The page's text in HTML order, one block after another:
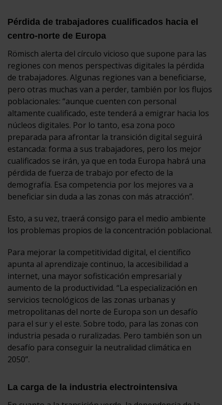
Pérdida de trabajadores cualificados hacia el
centro-norte de Europa
Römisch alerta del círculo vicioso que supone para las
regiones con menos perspectivas digitales la pérdida
de trabajadores. Algunas regiones van a beneficiarse,
pero otras muchas van a perder, también por los flujos
poblacionales: “aunque cuenten con personal
altamente cualificado, este tenderá a emigrar hacia los
núcleos digitales. Por lo tanto, esa zona poco
preparada para afrontar la transición digital seguirá
estancada: forma a sus trabajadores, pero los mejor
cualificados se irán, ya que en toda Europa habrá una
pérdida de fuerza de trabajo por efecto de la
demografía. Esa competencia por los mejores va a
beneficiar sin duda a las zonas con más atracción”.
Esto, a su vez, traerá consigo para el medio ambiente
los problemas propios de la concentración poblacional.
Para mejorar la competitividad digital, el científico
apunta al aprendizaje continuo, la accesibilidad a
internet, una mayor sofisticación empresarial y
aumento de la productividad. “La especialización en
servicios tecnológicos de las zonas urbanas y
metropolitanas del norte de Europa son un desafío
para el sur y el este. Sobre todo, para las zonas con
industria pesada o ruralizadas. Pero también son un
desafío para conseguir la neutralidad climática en
2050”.
La carga de la industria electrointensiva